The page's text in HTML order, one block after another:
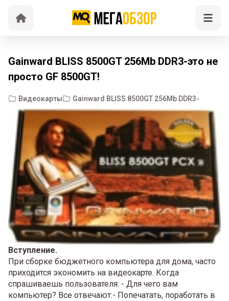
Gainward BLISS 8500GT 256Mb DDR3-это не
просто GF 8500GT!
Видеокарты Gainward BLISS 8500GT 256Mb DDR3-
Вступление.
При сборке бюджетного компьютера для дома, часто
приходится экономить на видеокарте. Когда
спрашиваешь пользователя: - Для чего вам
компьютер? Все отвечают:- Попечатать, поработать в